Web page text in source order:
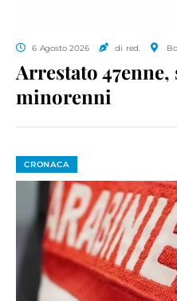
6 Agosto 2026 di red.
Arrestato 47enne,
minorenni
CRONACA